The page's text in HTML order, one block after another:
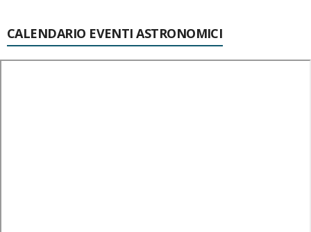
CALENDARIO EVENTI ASTRONOMICI